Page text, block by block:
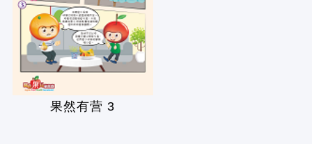
果然有营 3